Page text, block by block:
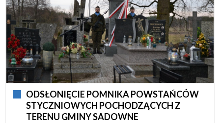
ODSŁONIĘCIE POMNIKA POWSTAŃCÓW
STYCZNIOWYCH POCHODZĄCYCH Z
TERENU GMINY SADOWNE